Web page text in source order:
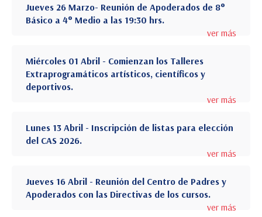
Jueves 26 Marzo- Reunión de Apoderados de 8°
Básico a 4° Medio a las 19:30 hrs.
ver más
Miércoles 01 Abril - Comienzan los Talleres
Extraprogramáticos artísticos, científicos y
deportivos.
ver más
Lunes 13 Abril - Inscripción de listas para elección
del CAS 2026.
ver más
Jueves 16 Abril - Reunión del Centro de Padres y
Apoderados con las Directivas de los cursos.
ver más